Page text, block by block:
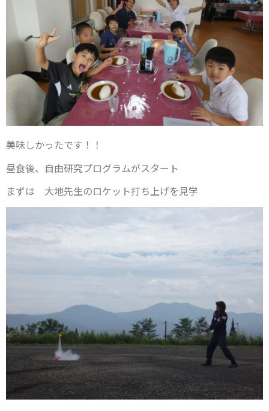
美味しかったです！！
昼食後、自由研究プログラムがスタート
まずは 大地先生のロケット打ち上げを見学